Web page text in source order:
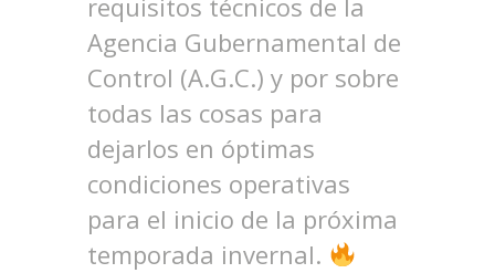
requisitos técnicos de la
Agencia Gubernamental de
Control (A.G.C.) y por sobre
todas las cosas para
dejarlos en óptimas
condiciones operativas
para el inicio de la próxima
temporada invernal.